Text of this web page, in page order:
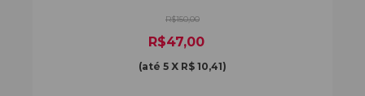
R$150,00
R$47,00
(até 5 X R$ 10,41 )